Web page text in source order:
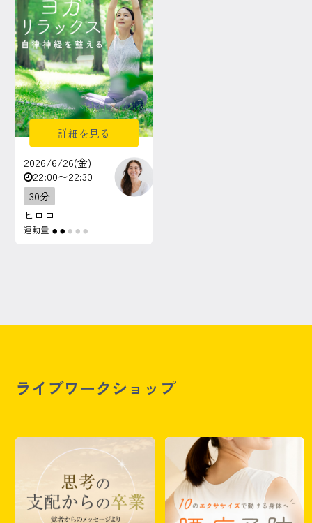
詳細を見る
2026/6/26(金)
22:00〜22:30
30分
ヒロコ
運動量 ● ● ● ● ●
ライブワークショップ